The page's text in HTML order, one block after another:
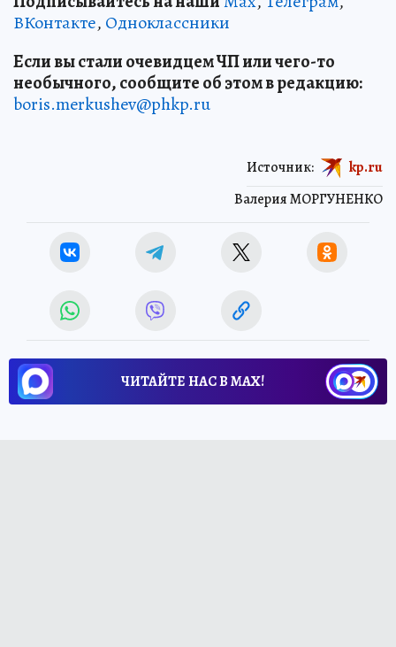
ВКонтакте, Одноклассники
Если вы стали очевидцем ЧП или чего-то
необычного, сообщите об этом в редакцию:
boris.merkushev@phkp.ru
Валерия МОРГУНЕНКО
Источник: kp.ru
ЧИТАЙТЕ НАС В МАХ!